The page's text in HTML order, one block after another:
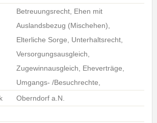
Betreuungsrecht, Ehen mit
Auslandsbezug (Mischehen),
Elterliche Sorge, Unterhaltsrecht,
Versorgungsausgleich,
Zugewinnausgleich, Eheverträge,
Umgangs- /Besuchrechte,
Oberndorf a.N.